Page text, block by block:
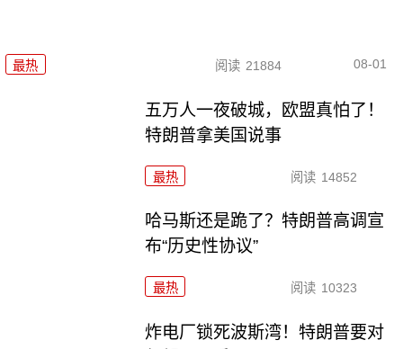
最热 阅读 21884 08-01
五万人一夜破城，欧盟真怕了！
特朗普拿美国说事
最热 阅读 14852
哈马斯还是跪了？特朗普高调宣
布“历史性协议”
最热 阅读 10323
炸电厂锁死波斯湾！特朗普要对